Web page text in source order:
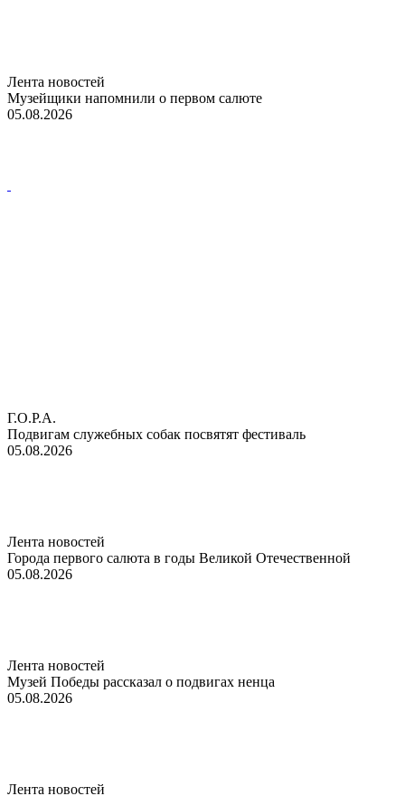
Лента новостей
Музейщики напомнили о первом салюте
05.08.2026
Г.О.Р.А.
Подвигам служебных собак посвятят фестиваль
05.08.2026
Лента новостей
Города первого салюта в годы Великой Отечественной
05.08.2026
Лента новостей
Музей Победы рассказал о подвигах ненца
05.08.2026
Лента новостей